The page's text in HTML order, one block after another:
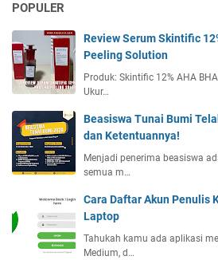
POPULER
Review Serum Skintific
Peeling Solution
Produk: Skintific 12% AHA
Ukur…
Beasiswa Tunai Bumi
dan Ketentuannya!
Menjadi penerima beasiswa
semua m…
Cara Daftar Akun Penulis
Laptop
Tahukah kamu ada aplikasi
Medium, d…